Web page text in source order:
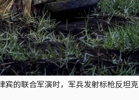
的联合军演时，军兵发射标枪反坦